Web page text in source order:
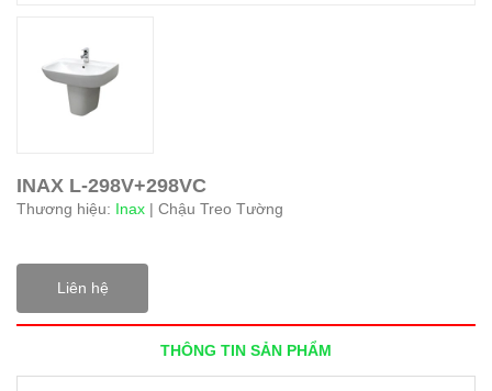
INAX L-298V+298VC
Thương hiệu: Inax | Chậu Treo Tường
Liên hệ
THÔNG TIN SẢN PHẨM